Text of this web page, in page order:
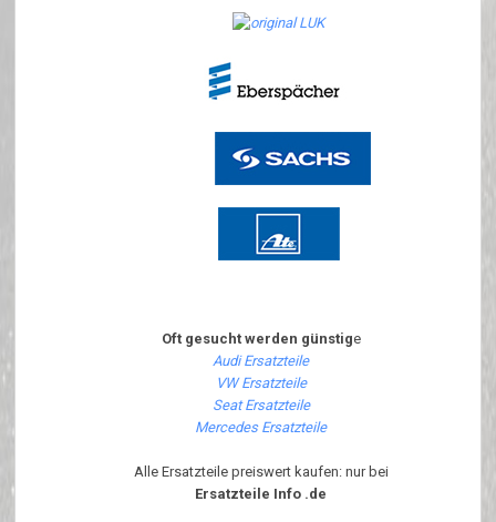
Oft gesucht werden günstige
Audi Ersatzteile
VW Ersatzteile
Seat Ersatzteile
Mercedes Ersatzteile
Alle Ersatzteile preiswert kaufen: nur bei
Ersatzteile Info .de